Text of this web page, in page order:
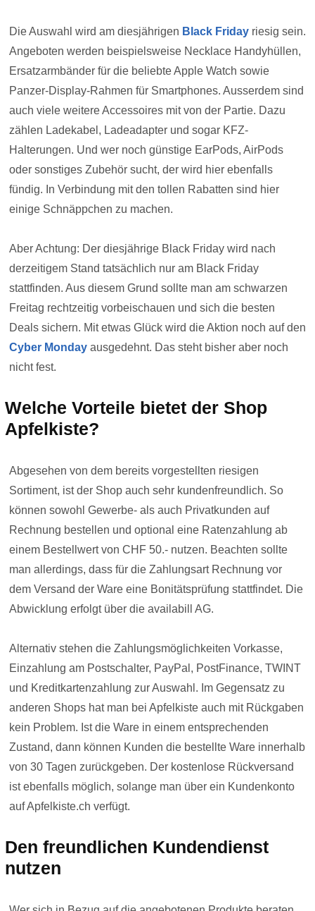
Die Auswahl wird am diesjährigen Black Friday riesig sein.
Angeboten werden beispielsweise Necklace Handyhüllen,
Ersatzarmbänder für die beliebte Apple Watch sowie
Panzer-Display-Rahmen für Smartphones. Ausserdem sind
auch viele weitere Accessoires mit von der Partie. Dazu
zählen Ladekabel, Ladeadapter und sogar KFZ-
Halterungen. Und wer noch günstige EarPods, AirPods
oder sonstiges Zubehör sucht, der wird hier ebenfalls
fündig. In Verbindung mit den tollen Rabatten sind hier
einige Schnäppchen zu machen.
Aber Achtung: Der diesjährige Black Friday wird nach
derzeitigem Stand tatsächlich nur am Black Friday
stattfinden. Aus diesem Grund sollte man am schwarzen
Freitag rechtzeitig vorbeischauen und sich die besten
Deals sichern. Mit etwas Glück wird die Aktion noch auf den
Cyber Monday ausgedehnt. Das steht bisher aber noch
nicht fest.
Welche Vorteile bietet der Shop
Apfelkiste?
Abgesehen von dem bereits vorgestellten riesigen
Sortiment, ist der Shop auch sehr kundenfreundlich. So
können sowohl Gewerbe- als auch Privatkunden auf
Rechnung bestellen und optional eine Ratenzahlung ab
einem Bestellwert von CHF 50.- nutzen. Beachten sollte
man allerdings, dass für die Zahlungsart Rechnung vor
dem Versand der Ware eine Bonitätsprüfung stattfindet. Die
Abwicklung erfolgt über die availabill AG.
Alternativ stehen die Zahlungsmöglichkeiten Vorkasse,
Einzahlung am Postschalter, PayPal, PostFinance, TWINT
und Kreditkartenzahlung zur Auswahl. Im Gegensatz zu
anderen Shops hat man bei Apfelkiste auch mit Rückgaben
kein Problem. Ist die Ware in einem entsprechenden
Zustand, dann können Kunden die bestellte Ware innerhalb
von 30 Tagen zurückgeben. Der kostenlose Rückversand
ist ebenfalls möglich, solange man über ein Kundenkonto
auf Apfelkiste.ch verfügt.
Den freundlichen Kundendienst
nutzen